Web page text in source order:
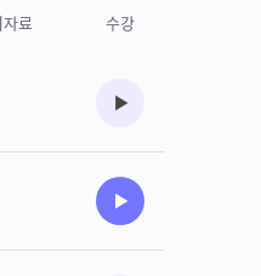
자료 수강
수강준비
수강준비